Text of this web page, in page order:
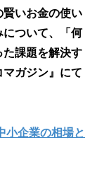
賢いお金の使い
ついて、「何
課題を解決す
ガジン』にて
小企業の相場と